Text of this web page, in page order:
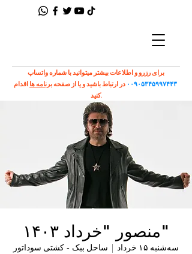
برای رزرو و اطلاعات بیشتر میتوانید با شماره واتساپ
۰۰۹۰۵۳۴۵۹۹۷۴۴۳ در ارتباط باشید و یا از صفحهبرنامه ها اقدام
کنید.
"منصور "خرداد ۱۴۰۳
سه‌شنبه ۱۵ خرداد
  |
ساحل ببک - کشتی سوداتور